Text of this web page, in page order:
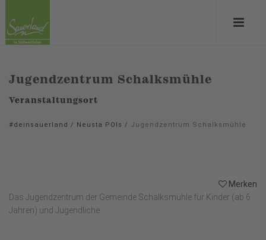
Jugendzentrum Schalksmühle
Veranstaltungsort
#deinsauerland / Neusta POIs / Jugendzentrum Schalksmühle
Merken
Das Jugendzentrum der Gemeinde Schalksmühle für Kinder (ab 6
Jahren) und Jugendliche.